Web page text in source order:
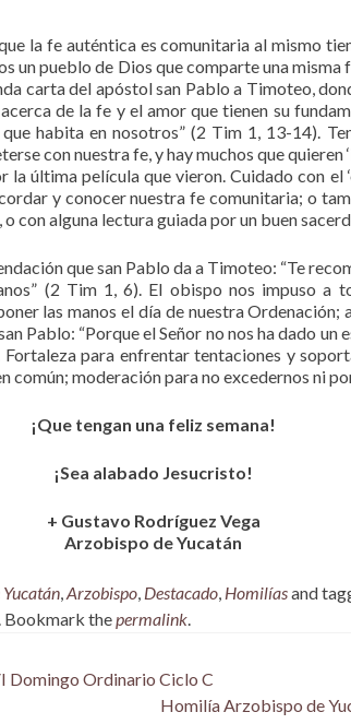
la fe auténtica es comunitaria al mismo
un pueblo de Dios que comparte una misma
carta del apóstol san Pablo a Timoteo,
de la fe y el amor que tienen su
habita en nosotros” (2 Tim 1, 13-14).
con nuestra fe, y hay muchos que quieren
última película que vieron. Cuidado con el
y conocer nuestra fe comunitaria; o
con alguna lectura guiada por un buen
que san Pablo da a Timoteo: “Te
(2 Tim 1, 6). El obispo nos impuso a
las manos el día de nuestra Ordenación;
Pablo: “Porque el Señor no nos ha dado
para enfrentar tentaciones y
común; moderación para no excedernos ni
¡Que tengan una feliz semana!
¡Sea alabado Jesucristo!
+ Gustavo Rodríguez Vega
Arzobispo de Yucatán
,Arzobispo, Destacado, Homilíasand
. Bookmark thepermalink.
Domingo Ordinario Ciclo C
Homilía Arzobispo de